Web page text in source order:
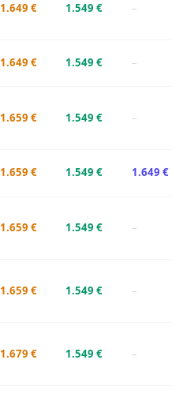
1.649 € 1.549 € –
1.649 € 1.549 € –
1.659 € 1.549 € –
1.659 € 1.549 € 1.649 €
1.659 € 1.549 € –
1.659 € 1.549 € –
1.679 € 1.549 € –